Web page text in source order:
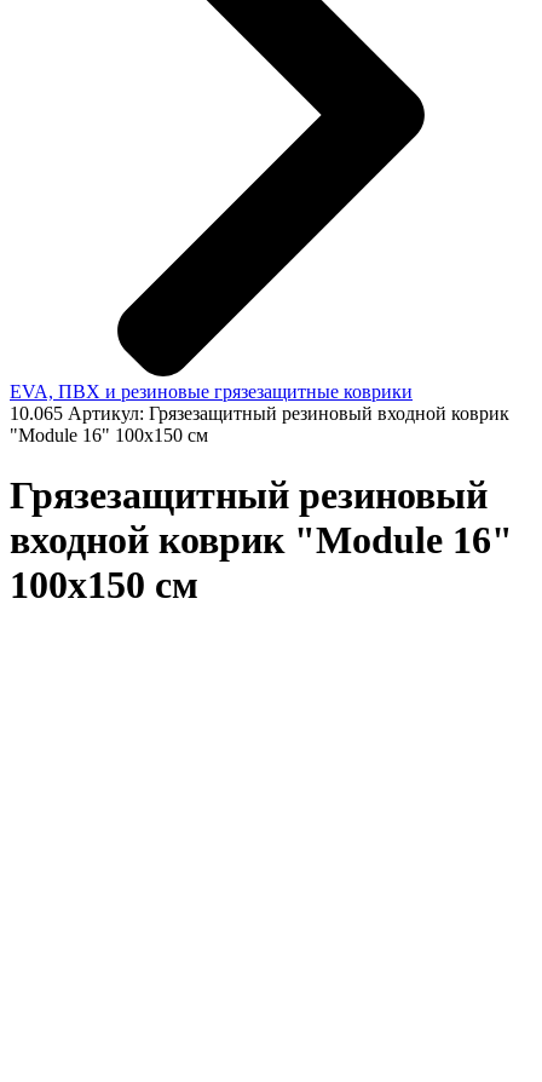
EVA, ПВХ и резиновые грязезащитные коврики
10.065 Артикул: Грязезащитный резиновый входной коврик
"Module 16" 100х150 см
Грязезащитный резиновый
входной коврик "Module 16"
100х150 см